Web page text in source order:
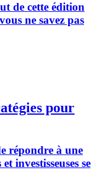
de cette édition
ne savez pas
pour
répondre à une
investisseuses se